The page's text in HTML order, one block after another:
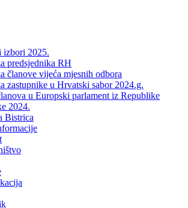
izbori 2025.
predsjednika RH
članove vijeća mjesnih odbora
zastupnike u Hrvatski sabor 2024.g.
u Europski parlament iz Republike
2024.
Bistrica